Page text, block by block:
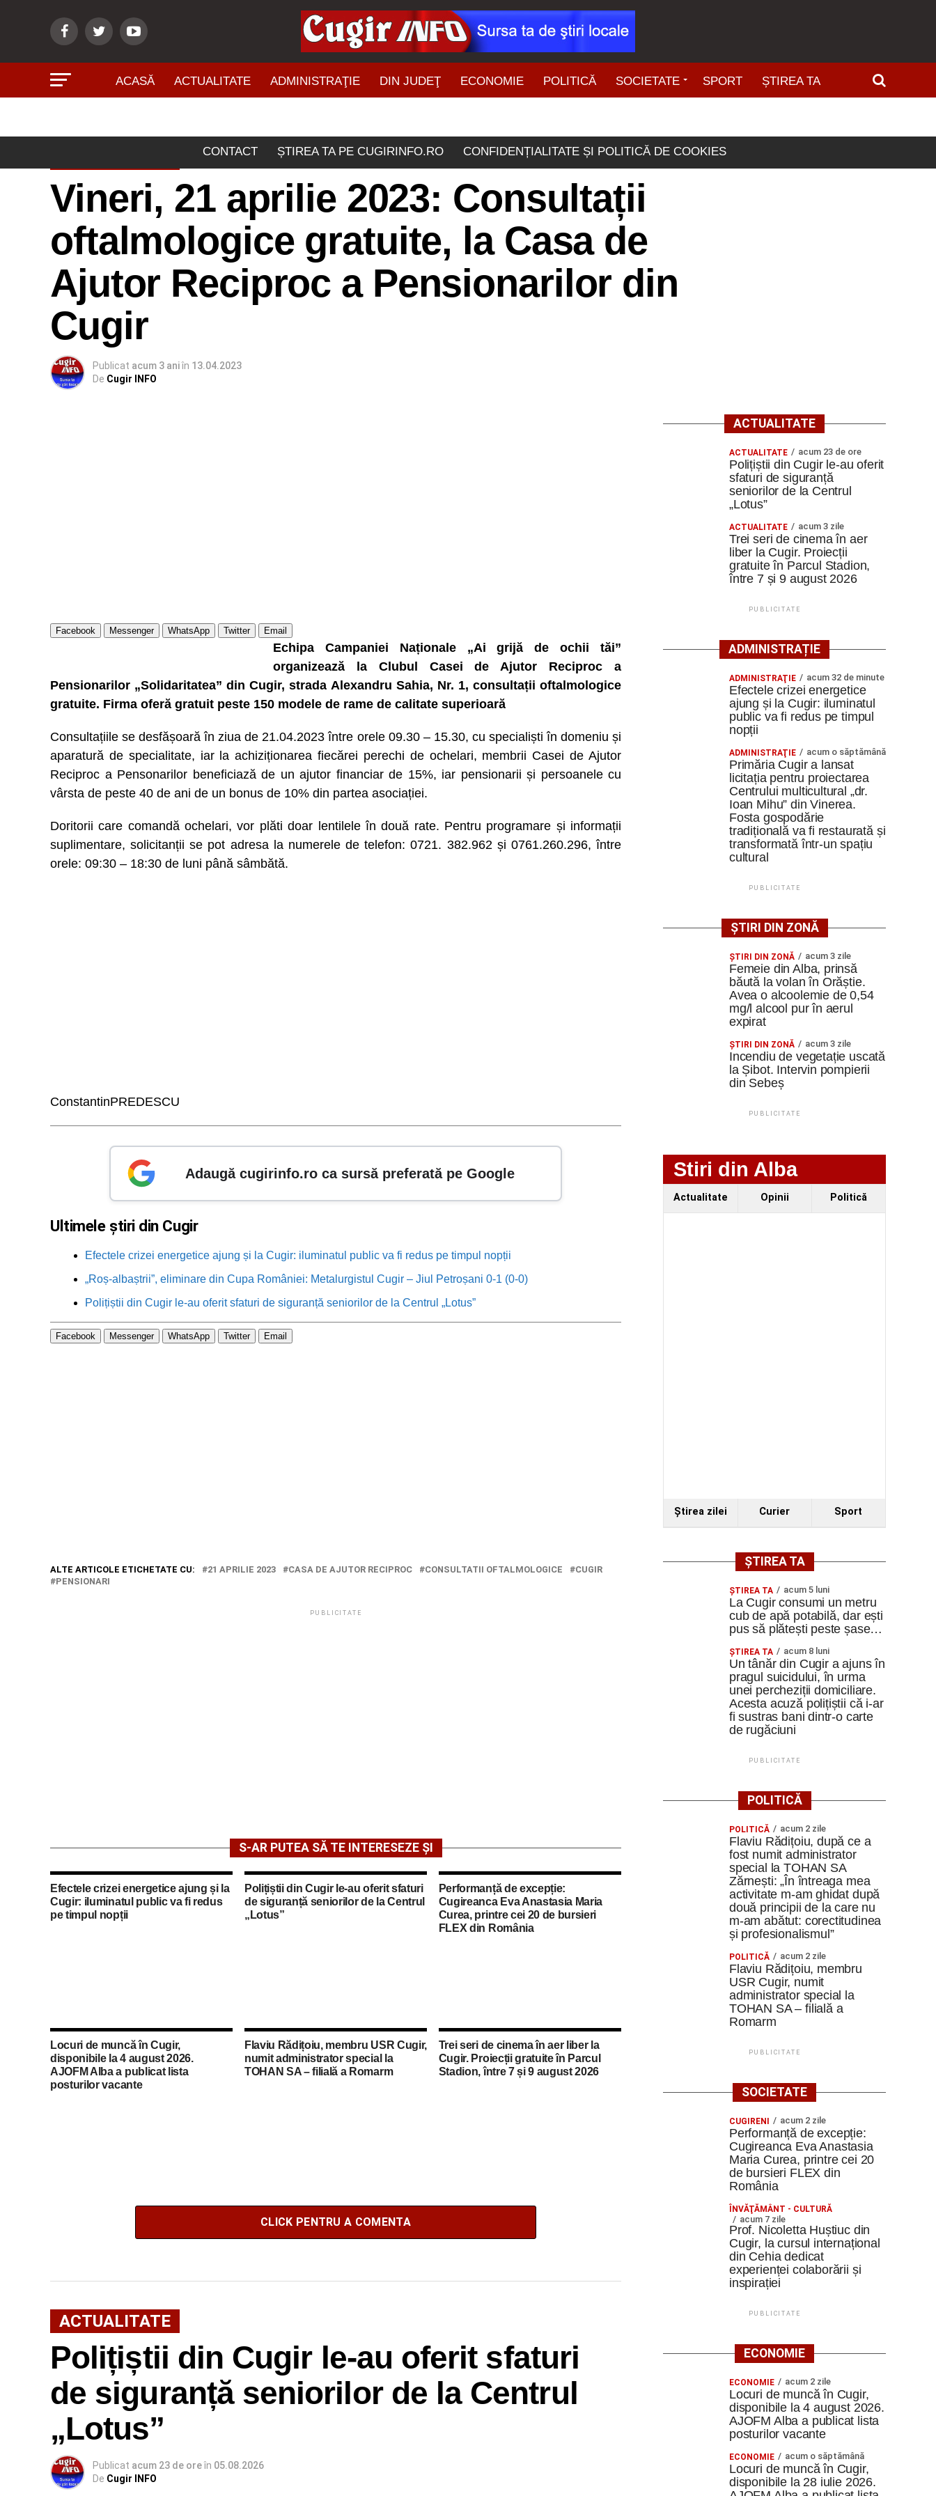
ACASĂ ACTUALITATE ADMINISTRAŢIE DIN JUDEŢ ECONOMIE POLITICĂ SOCIETATE SPORT ȘTIREA TA
CONTACT ȘTIREA TA PE CUGIRINFO.RO CONFIDENȚIALITATE ȘI POLITICĂ DE COOKIES
Vineri, 21 aprilie 2023: Consultații
oftalmologice gratuite, la Casa de
Ajutor Reciproc a Pensionarilor din
Cugir
Publicat acum 3 aniîn 13.04.2023
De Cugir INFO
Facebook Messenger WhatsApp Twitter Email
Echipa Campaniei Naționale „Ai grijă de ochii tăi”
organizează la Clubul Casei de Ajutor Reciproc a
Pensionarilor „Solidaritatea” din Cugir, strada Alexandru Sahia, Nr. 1, consultații oftalmologice
gratuite. Firma oferă gratuit peste 150 modele de rame de calitate superioară
Consultațiile se desfășoară în ziua de 21.04.2023 între orele 09.30 – 15.30, cu specialiști în domeniu și
aparatură de specialitate, iar la achiziționarea fiecărei perechi de ochelari, membrii Casei de Ajutor
Reciproc a Pensonarilor beneficiază de un ajutor financiar de 15%, iar pensionarii și persoanele cu
vârsta de peste 40 de ani de un bonus de 10% din partea asociației.
Doritorii care comandă ochelari, vor plăti doar lentilele în două rate. Pentru programare și informații
suplimentare, solicitanții se pot adresa la numerele de telefon: 0721. 382.962 și 0761.260.296, între
orele: 09:30 – 18:30 de luni până sâmbătă.
ConstantinPREDESCU
Adaugă cugirinfo.ro ca sursă preferată pe Google
Ultimele știri din Cugir
Efectele crizei energetice ajung și la Cugir: iluminatul public va fi redus pe timpul nopții
„Roș-albaștrii”, eliminare din Cupa României: Metalurgistul Cugir – Jiul Petroșani 0-1 (0-0)
Polițiștii din Cugir le-au oferit sfaturi de siguranță seniorilor de la Centrul „Lotus”
Facebook Messenger WhatsApp Twitter Email
ALTE ARTICOLE ETICHETATE CU: 21 APRILIE 2023 CASA DE AJUTOR RECIPROC CONSULTATII OFTALMOLOGICE
CUGIR
PENSIONARI
PUBLICITATE
S-AR PUTEA SĂ TE INTERESEZE ȘI
Efectele crizei energetice ajung și la
Cugir: iluminatul public va fi redus
pe timpul nopții
Polițiștii din Cugir le-au oferit sfaturi
de siguranță seniorilor de la Centrul
„Lotus”
Performanță de excepție:
Cugireanca Eva Anastasia Maria
Curea, printre cei 20 de bursieri
FLEX din România
Locuri de muncă în Cugir,
disponibile la 4 august 2026.
AJOFM Alba a publicat lista
posturilor vacante
Flaviu Rădițoiu, membru USR Cugir,
numit administrator special la
TOHAN SA – filială a Romarm
Trei seri de cinema în aer liber la
Cugir. Proiecții gratuite în Parcul
Stadion, între 7 și 9 august 2026
CLICK PENTRU A COMENTA
ACTUALITATE
Polițiștii din Cugir le-au oferit sfaturi
de siguranță seniorilor de la Centrul
„Lotus”
Publicat acum 23 de oreîn 05.08.2026
De Cugir INFO
ACTUALITATE
ACTUALITATE acum 23 de ore
Polițiștii din Cugir le-au oferit
sfaturi de siguranță
seniorilor de la Centrul
„Lotus”
ACTUALITATE acum 3 zile
Trei seri de cinema în aer
liber la Cugir. Proiecții
gratuite în Parcul Stadion,
între 7 și 9 august 2026
PUBLICITATE
ADMINISTRAȚIE
ADMINISTRAŢIE acum 32 de minute
Efectele crizei energetice
ajung și la Cugir: iluminatul
public va fi redus pe timpul
nopții
ADMINISTRAŢIE acum o săptămână
Primăria Cugir a lansat
licitația pentru proiectarea
Centrului multicultural „dr.
Ioan Mihu” din Vinerea.
Fosta gospodărie
tradițională va fi restaurată și
transformată într-un spațiu
cultural
PUBLICITATE
ȘTIRI DIN ZONĂ
ŞTIRI DIN ZONĂ acum 3 zile
Femeie din Alba, prinsă
băută la volan în Orăștie.
Avea o alcoolemie de 0,54
mg/l alcool pur în aerul
expirat
ŞTIRI DIN ZONĂ acum 3 zile
Incendiu de vegetație uscată
la Șibot. Intervin pompierii
din Sebeș
PUBLICITATE
Stiri din Alba
Actualitate Opinii Politică
Ştirea zilei Curier Sport
ȘTIREA TA
ȘTIREA TA acum 5 luni
La Cugir consumi un metru
cub de apă potabilă, dar ești
pus să plătești peste șase…
ȘTIREA TA acum 8 luni
Un tânăr din Cugir a ajuns în
pragul suicidului, în urma
unei percheziții domiciliare.
Acesta acuză polițiștii că i-ar
fi sustras bani dintr-o carte
de rugăciuni
PUBLICITATE
POLITICĂ
POLITICĂ acum 2 zile
Flaviu Rădițoiu, după ce a
fost numit administrator
special la TOHAN SA
Zărnești: „În întreaga mea
activitate m-am ghidat după
două principii de la care nu
m-am abătut: corectitudinea
și profesionalismul”
POLITICĂ acum 2 zile
Flaviu Rădițoiu, membru
USR Cugir, numit
administrator special la
TOHAN SA – filială a
Romarm
PUBLICITATE
SOCIETATE
CUGIRENI acum 2 zile
Performanță de excepție:
Cugireanca Eva Anastasia
Maria Curea, printre cei 20
de bursieri FLEX din
România
ÎNVĂŢĂMÂNT - CULTURĂ
acum 7 zile
Prof. Nicoletta Huștiuc din
Cugir, la cursul internațional
din Cehia dedicat
experienței colaborării și
inspirației
PUBLICITATE
ECONOMIE
ECONOMIE acum 2 zile
Locuri de muncă în Cugir,
disponibile la 4 august 2026.
AJOFM Alba a publicat lista
posturilor vacante
ECONOMIE acum o săptămână
Locuri de muncă în Cugir,
disponibile la 28 iulie 2026.